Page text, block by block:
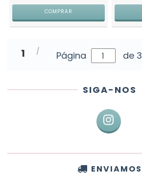
COMPRAR
1 Página de 3
SIGA-NOS
ENVIAMOS